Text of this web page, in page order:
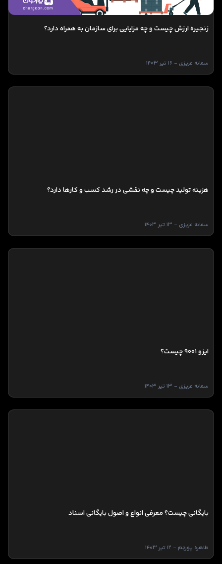
زنجیره ارزش چیست و چه مزایایی برای سازمان به همراه دارد؟
سمانه عزیزی - 16 تیر 1403
هزینه تولید چیست و چه نقشی در رشد کسب و کارها دارد؟
سمانه عزیزی - 13 تیر 1403
ایزو ۹۰۰۱ چیست؟
سمانه عزیزی - 13 تیر 1403
بایگانی چیست؟ معرفی انواع و اصول بایگانی اسناد
طاهره پورجم - 12 تیر 1403